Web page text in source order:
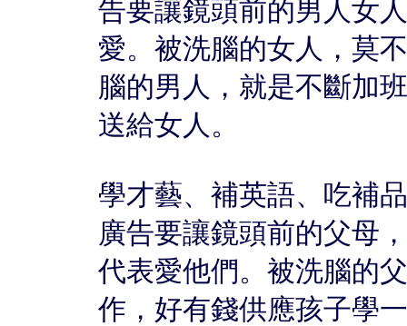
告要讓鏡頭前的男人女
愛。被洗腦的女人，莫
腦的男人，就是不斷加
送給女人。
學才藝、補英語、吃補
廣告要讓鏡頭前的父母
代表愛他們。被洗腦的
作，好有錢供應孩子學